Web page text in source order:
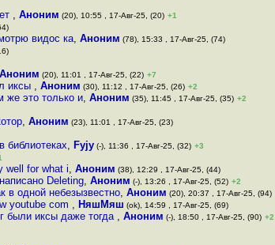
, Аноним (20), 10:55 , 17-Авг-25, (20) +1
видос ка, Аноним (78), 15:33 , 17-Авг-25, (74)
Аноним (20), 11:01 , 17-Авг-25, (22) +7
иксы , Аноним (30), 11:12 , 17-Авг-25, (26) +2
же это только и, Аноним (35), 11:45 , 17-Авг-25, (35) +2
, Аноним (23), 11:01 , 17-Авг-25, (23)
библиотеках, Fyjy (-), 11:36 , 17-Авг-25, (32) +3
well for what i, Аноним (38), 12:29 , 17-Авг-25, (44)
Deleting, Аноним (-), 13:26 , 17-Авг-25, (52) +2
в одной небезызвестно, Аноним (20), 20:37 , 17-Авг-25, (94)
youtube com , НяшМяш (ok), 14:59 , 17-Авг-25, (69)
были иксы даже тогда , Аноним (-), 18:50 , 17-Авг-25, (90) +2